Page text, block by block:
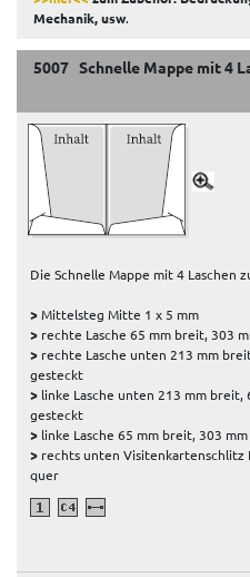
Mechanik, usw.
5007 Schnelle Mappe mit 4
Die Schnelle Mappe mit 4 Laschen
>Mittelsteg Mitte 1 x 5 mm
> rechte Lasche 65 mm breit, 303
> rechte Lasche unten 213 mm
gesteckt
> linke Lasche unten 213 mm breit,
gesteckt
> linke Lasche 65 mm breit, 303
> rechts unten Visitenkartenschlitz
quer